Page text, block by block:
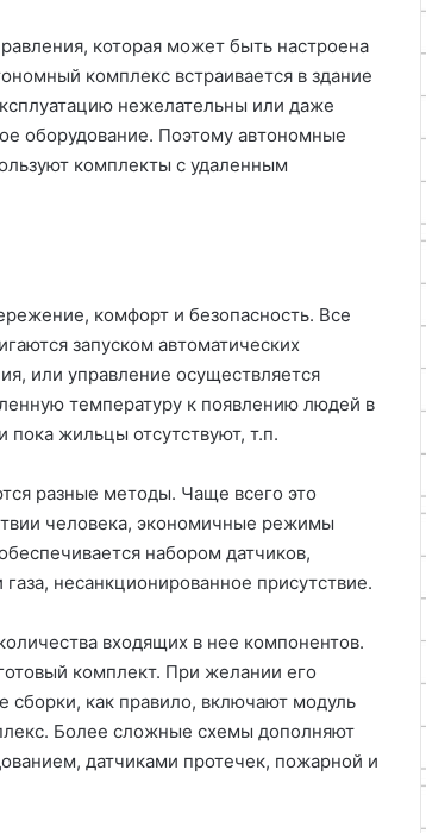
которая может быть настроена
комплекс встраивается в здание
нежелательны или даже
оборудование. Поэтому автономные
комплекты с удаленным
комфорт и безопасность. Все
запуском автоматических
или управление осуществляется
температуру к появлению людей в
жильцы отсутствуют, т.п.
разные методы. Чаще всего это
человека, экономичные режимы
набором датчиков,
несанкционированное присутствие.
входящих в нее компонентов.
комплект. При желании его
сборки, как правило, включают модуль
Более сложные схемы дополняют
датчиками протечек, пожарной и